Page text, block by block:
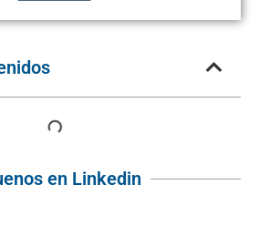
en Linkedin